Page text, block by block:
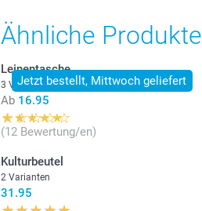
zzgl. Versandkosten.
Ähnliche Produkte
Jetzt bestellt, Mittwoch geliefert
Leinentasche
3 Varianten
Ab 16.95
(12 Bewertung/en)
Kulturbeutel
2 Varianten
31.95